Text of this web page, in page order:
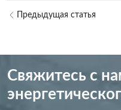
Предыдущая статья
Свяжитесь с